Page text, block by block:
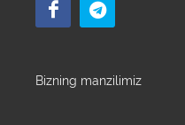
Bizning manzilimiz